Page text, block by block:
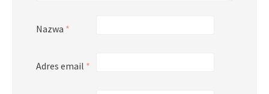
Nazwa *
Adres email *